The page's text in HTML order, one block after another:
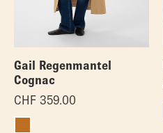
Gail Regenmantel
Cognac
CHF 359.00